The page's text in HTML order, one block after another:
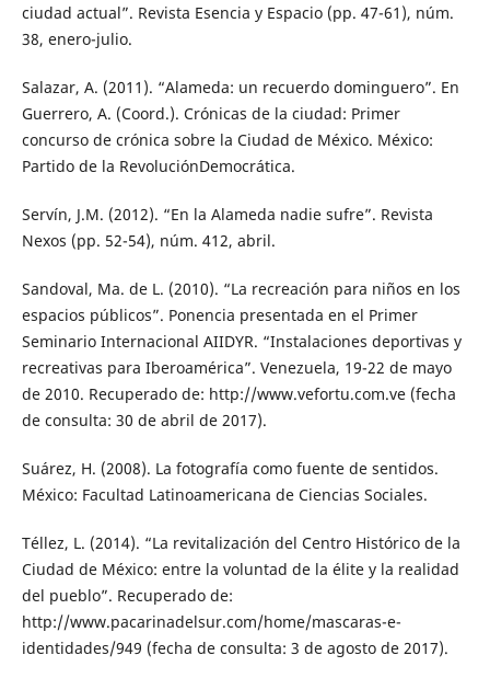
ciudad actual”. Revista Esencia y Espacio (pp. 47-61), núm.
38, enero-julio.
Salazar, A. (2011). “Alameda: un recuerdo dominguero”. En
Guerrero, A. (Coord.). Crónicas de la ciudad: Primer
concurso de crónica sobre la Ciudad de México. México:
Partido de la RevoluciónDemocrática.
Servín, J.M. (2012). “En la Alameda nadie sufre”. Revista
Nexos (pp. 52-54), núm. 412, abril.
Sandoval, Ma. de L. (2010). “La recreación para niños en los
espacios públicos”. Ponencia presentada en el Primer
Seminario Internacional AIIDYR. “Instalaciones deportivas y
recreativas para Iberoamérica”. Venezuela, 19-22 de mayo
de 2010. Recuperado de: http://www.vefortu.com.ve (fecha
de consulta: 30 de abril de 2017).
Suárez, H. (2008). La fotografía como fuente de sentidos.
México: Facultad Latinoamericana de Ciencias Sociales.
Téllez, L. (2014). “La revitalización del Centro Histórico de la
Ciudad de México: entre la voluntad de la élite y la realidad
del pueblo”. Recuperado de:
http://www.pacarinadelsur.com/home/mascaras-e-
identidades/949 (fecha de consulta: 3 de agosto de 2017).